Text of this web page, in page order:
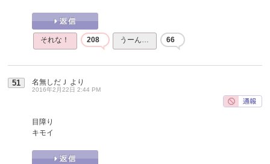
それな！ 208 うーん… 66
51 名無しだＪ より
2016年2月22日 2:44 PM
目障り
キモイ